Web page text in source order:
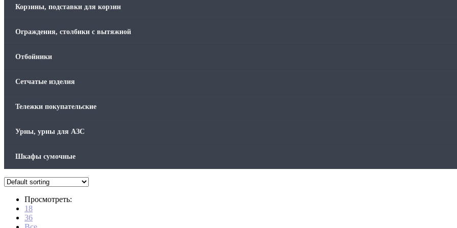
Корзины, подставки для корзин
Ограждения, столбики с вытяжной
Отбойники
Сетчатые изделия
Тележки покупательские
Урны, урны для АЗС
Шкафы сумочные
Просмотреть:
18
36